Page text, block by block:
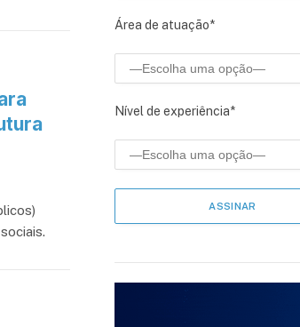
Área de atuação*
Nível de experiência*